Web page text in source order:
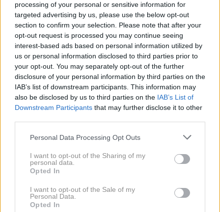
processing of your personal or sensitive information for
targeted advertising by us, please use the below opt-out
section to confirm your selection. Please note that after your
opt-out request is processed you may continue seeing
interest-based ads based on personal information utilized by
us or personal information disclosed to third parties prior to
your opt-out. You may separately opt-out of the further
disclosure of your personal information by third parties on the
IAB’s list of downstream participants. This information may
also be disclosed by us to third parties on the IAB’s List of
Downstream Participants that may further disclose it to other
Please note that this website/app uses one or more Google
not limited to your visit or usage behaviour. You may click to
grant or deny consent to Google and its third-party tags to
use your data for below specified purposes in below Google
consent section.
Personal Data Processing Opt Outs
I want to opt-out of the Sharing of my
personal data.
Opted In
I want to opt-out of the Sale of my
Personal Data.
Opted In
Lepota
»Popsicle lips«: poletni trend
ustnic, ki je videti kot sladek
spomin iz otroštva